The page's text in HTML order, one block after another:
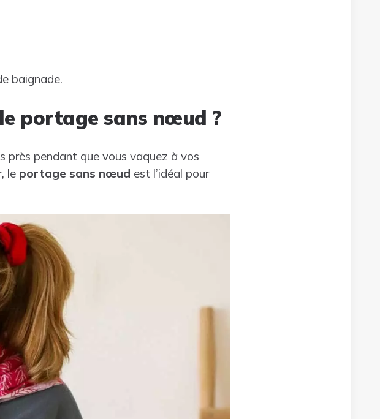
baignade.
portage sans nœud ?
près pendant que vous vaquez à vos
le portage sans nœud est l’idéal pour